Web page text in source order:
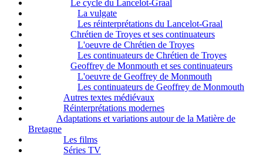
Le cycle du Lancelot-Graal
La vulgate
Les réinterprétations du Lancelot-Graal
Chrétien de Troyes et ses continuateurs
L'oeuvre de Chrétien de Troyes
Les continuateurs de Chrétien de Troyes
Geoffrey de Monmouth et ses continuateurs
L'oeuvre de Geoffrey de Monmouth
Les continuateurs de Geoffrey de Monmouth
Autres textes médiévaux
Réinterprétations modernes
Adaptations et variations autour de la Matière de
Bretagne
Les films
Séries TV